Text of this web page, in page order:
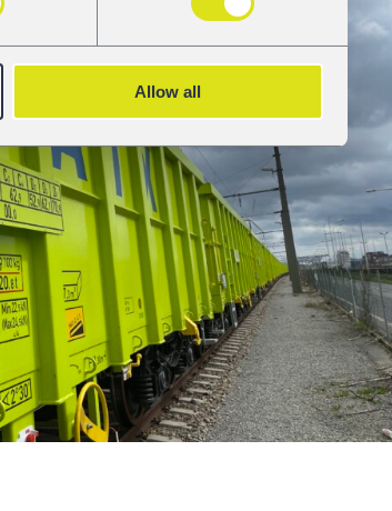
Allow all